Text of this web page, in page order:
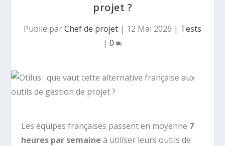
projet ?
Publié parChef de projet | 12 Mai 2026 | Tests
| 0
Les équipes françaises passent en moyenne 7
heures par semaine à utiliser leurs outils de